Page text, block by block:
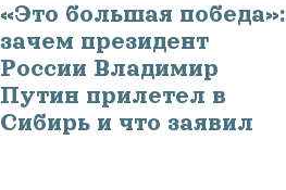
«Это большая победа»:
зачем президент
России Владимир
Путин прилетел в
Сибирь и что заявил